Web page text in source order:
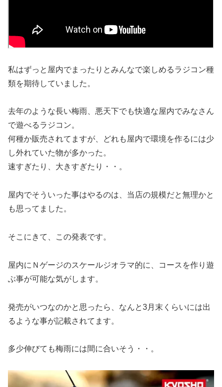
私はずっと屋内でまったりとみんなで楽しめるラジコン種
類を期待していました。
去年のような長い梅雨、悪天下でも快適な屋内でみなさん
で遊べるラジコン。
何種か販売されてますが、どれも屋内で環境を作るには少
し外れていた物が多かった。
速すぎたり、大きすぎたり・・。
屋内でそういった事はやるのは、当店の規模だと無理かと
も思ってました。
そこにきて、この発表です。
屋内にＮゲージのスケールジオラマ的に、コースを作り遊
ぶ事が可能な気がします。
発売がいつなのかと思ったら、なんと3月末くらいには出
るような事が記載されてます。
多少伸びても梅雨には間に合いそう・・。